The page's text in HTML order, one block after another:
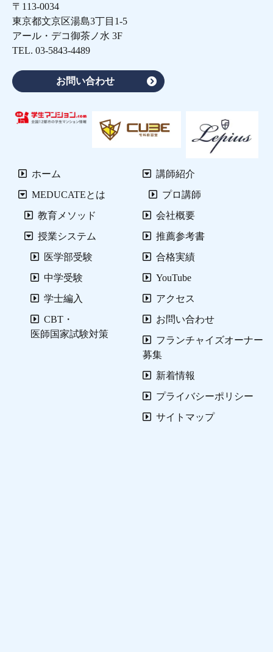
〒113-0034
東京都文京区湯島3丁目1-5
アール・デコ御茶ノ水 3F
TEL. 03-5843-4489
お問い合わせ
ホーム
MEDUCATEとは
教育メソッド
授業システム
医学部受験
中学受験
学士編入
CBT・
医師国家試験対策
講師紹介
プロ講師
会社概要
推薦参考書
合格実績
YouTube
アクセス
お問い合わせ
フランチャイズオーナー
募集
新着情報
プライバシーポリシー
サイトマップ